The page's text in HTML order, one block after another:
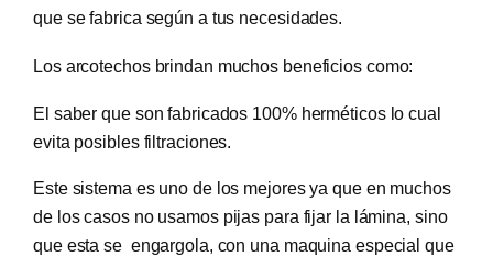
que se fabrica según a tus necesidades.
Los arcotechos brindan muchos beneficios como:
El saber que son fabricados 100% herméticos lo cual
evita posibles filtraciones.
Este sistema es uno de los mejores ya que en muchos
de los casos no usamos pijas para fijar la lámina, sino
que esta se engargola, con una maquina especial que